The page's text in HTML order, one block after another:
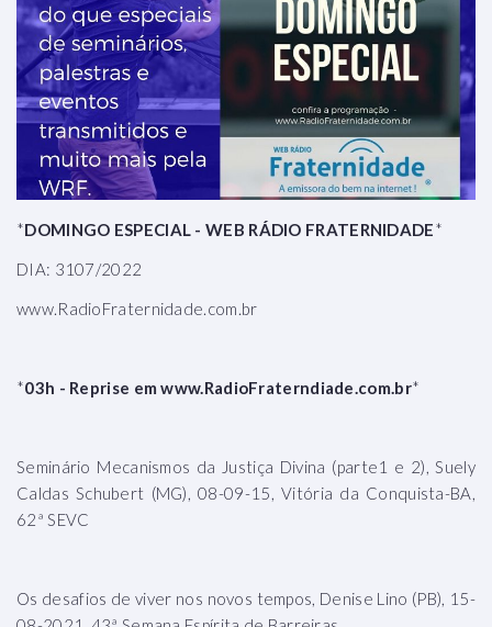
*DOMINGO ESPECIAL - WEB RÁDIO FRATERNIDADE*
DIA: 3107/2022
www.RadioFraternidade.com.br
*03h - Reprise em www.RadioFraterndiade.com.br*
Seminário Mecanismos da Justiça Divina (parte1 e 2), Suely
Caldas Schubert (MG), 08-09-15, Vitória da Conquista-BA,
62ª SEVC
Os desafios de viver nos novos tempos, Denise Lino (PB), 15-